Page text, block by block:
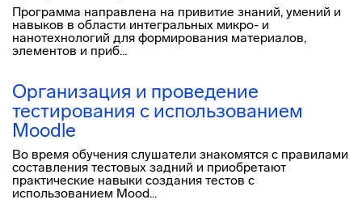
Программа направлена на привитие знаний, умений и
навыков в области интегральных микро- и
нанотехнологий для формирования материалов,
элементов и приб...
Организация и проведение
тестирования с использованием
Moodle
Во время обучения слушатели знакомятся с правилами
составления тестовых задний и приобретают
практические навыки создания тестов с
использованием Mood...